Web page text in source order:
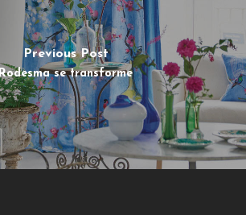
Previous Post
Rodesma se transforme